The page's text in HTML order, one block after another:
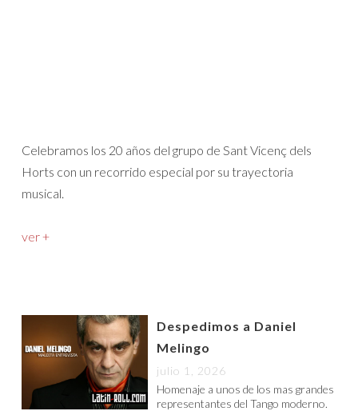
Celebramos los 20 años del grupo de Sant Vicenç dels
Horts con un recorrido especial por su trayectoria
musical.
ver +
Despedimos a Daniel
Melingo
julio 1, 2026
Homenaje a unos de los mas grandes
representantes del Tango moderno.